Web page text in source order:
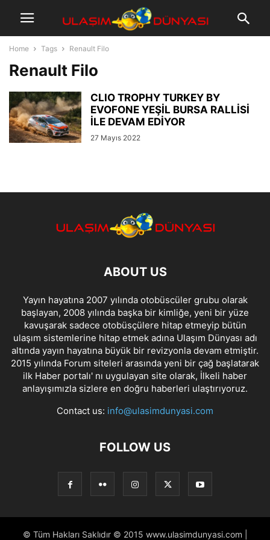
Home Tags Renault Filo
Renault Filo
CLIO TROPHY TURKEY BY
EVOFONE YEŞİL BURSA RALLİSİ
İLE DEVAM EDİYOR
27 Mayıs 2022
ABOUT US
Yayın hayatına 2007 yılında otobüscüler grubu olarak
başlayan, 2008 yılında başka bir kimliğe, yeni bir yüze
kavuşarak sadece otobüsçülere hitap etmeyip bütün
ulaşım sistemlerine hitap etmek adına Ulaşım Dünyası adı
altında yayın hayatına büyük bir revizyonla devam etmiştir.
2015 yılında Forum siteleri arasında yeni bir çağ başlatarak
ilk Haber portalı' nı uygulayan site olarak, İlkeli haber
anlayışımızla sizlere en doğru haberleri ulaştırıyoruz.
Contact us: info@ulasimdunyasi.com
FOLLOW US
© Tüm Hakları Saklıdır © 2015 www.ulasimdunyasi.com |